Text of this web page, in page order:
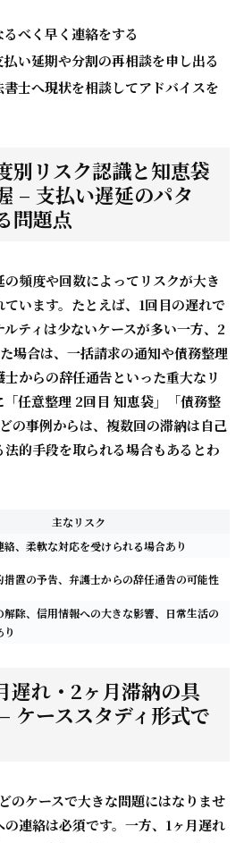
べく早く連絡をする
い延期や分割の再相談を申し出る
士へ現状を相談してアドバイスを
別リスク認識と知恵袋
– 支払い遅延のパタ
問題点
頻度や回数によってリスクが大き
います。たとえば、1回目の遅れで
ティは少ないケースが多い一方、 2
場合は、一括請求の通知や債務整理
からの辞任通告といった重大なリ
任意整理 2回目 知恵袋」「債務整
の事例からは、複数回の滞納は自己
的手段を取られる場合もあるとわ
主なリスク
、柔軟な対応を受けられる場合あり
措置の予告、弁護士からの辞任通告の可能性
解除、信用情報への大きな影響、日常生活の
遅れ・2ヶ月滞納の具
ケーススタディ形式で
のケースで大きな問題にはなりませ
連絡は必須です。一方、 1ヶ月遅れ